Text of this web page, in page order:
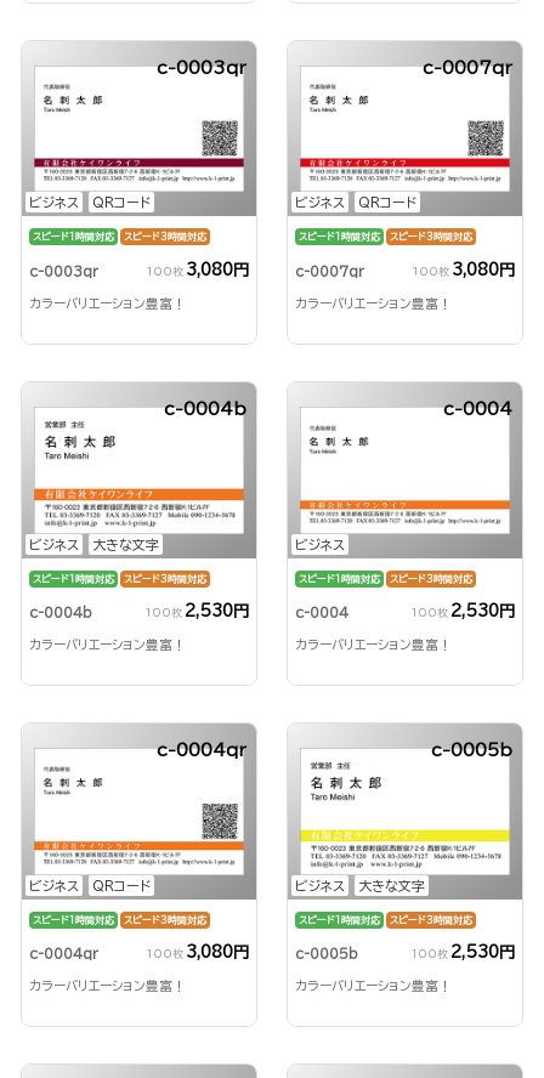
ビジネス QRコード
c-0003qr
スピード1時間対応 スピード3時間対応
c-0003qr 100枚 3,080円
カラーバリエーション豊富！
ビジネス QRコード
c-0007qr
スピード1時間対応 スピード3時間対応
c-0007qr 100枚 3,080円
カラーバリエーション豊富！
ビジネス 大きな文字
c-0004b
スピード1時間対応 スピード3時間対応
c-0004b 100枚 2,530円
カラーバリエーション豊富！
ビジネス
c-0004
スピード1時間対応 スピード3時間対応
c-0004 100枚 2,530円
カラーバリエーション豊富！
ビジネス QRコード
c-0004qr
スピード1時間対応 スピード3時間対応
c-0004qr 100枚 3,080円
カラーバリエーション豊富！
ビジネス 大きな文字
c-0005b
スピード1時間対応 スピード3時間対応
c-0005b 100枚 2,530円
カラーバリエーション豊富！